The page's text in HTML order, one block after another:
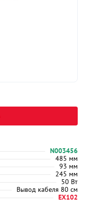
N003456
485 мм
93 мм
245 мм
50 Вт
Вывод кабеля 80 см
EX102